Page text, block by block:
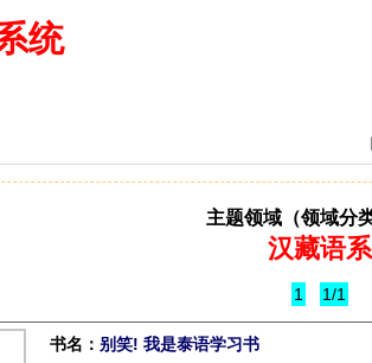
统
主题领域（领域分
汉藏语系
1 1/1
书名： 别笑! 我是泰语学习书